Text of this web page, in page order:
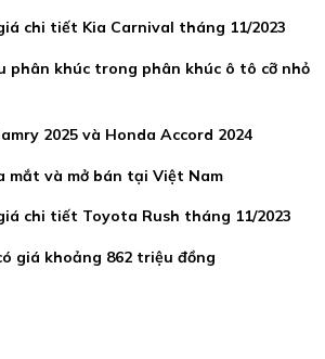
chi tiết Kia Carnival tháng 11/2023
phân khúc trong phân khúc ô tô cỡ nhỏ
2025 và Honda Accord 2024
mắt và mở bán tại Việt Nam
chi tiết Toyota Rush tháng 11/2023
giá khoảng 862 triệu đồng